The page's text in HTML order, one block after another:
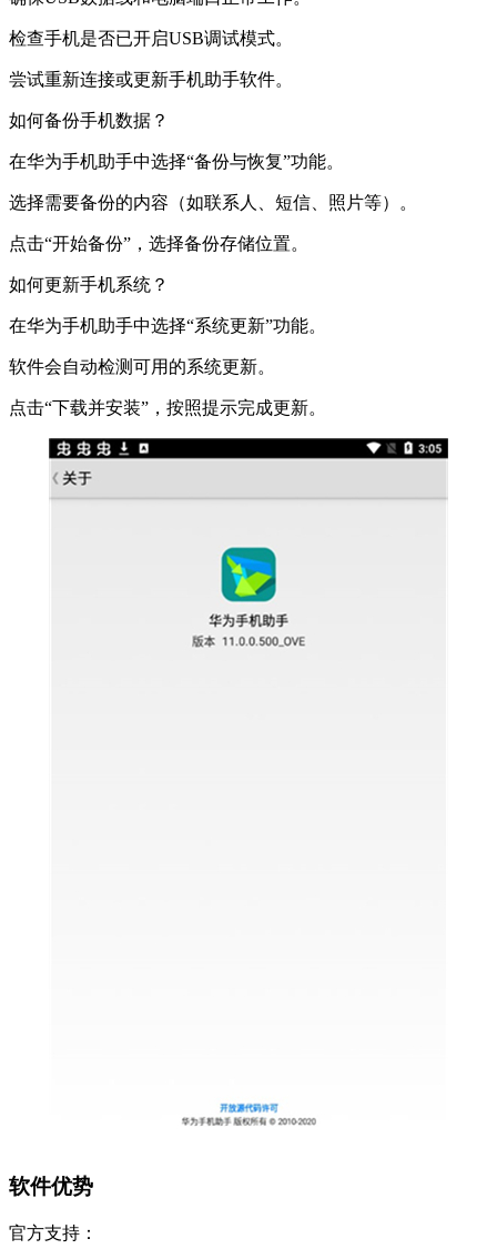
检查手机是否已开启USB调试模式。
尝试重新连接或更新手机助手软件。
如何备份手机数据？
在华为手机助手中选择“备份与恢复”功能。
选择需要备份的内容（如联系人、短信、照片等）。
点击“开始备份”，选择备份存储位置。
如何更新手机系统？
在华为手机助手中选择“系统更新”功能。
软件会自动检测可用的系统更新。
点击“下载并安装”，按照提示完成更新。
软件优势
官方支持：